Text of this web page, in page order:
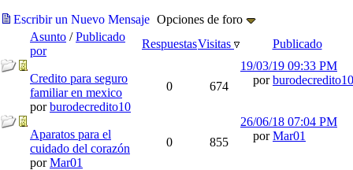
Escribir un Nuevo Mensaje Opciones de foro
Asunto /Publicado
por
RespuestasVisitas Publicado
Credito para seguro
familiar en mexico
porburodecredito10
0 674
19/03/19 09:33 PM
porburodecredito10
Aparatos para el
cuidado del corazón
porMar01
0 855
26/06/18 07:04 PM
porMar01